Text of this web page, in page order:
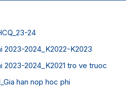
24
2023-2024_K2022-K2023
2023-2024_K2021 tro ve truoc
han nop hoc phi